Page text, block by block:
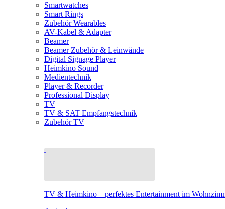
Smartwatches
Smart Rings
Zubehör Wearables
AV-Kabel & Adapter
Beamer
Beamer Zubehör & Leinwände
Digital Signage Player
Heimkino Sound
Medientechnik
Player & Recorder
Professional Display
TV
TV & SAT Empfangstechnik
Zubehör TV
TV & Heimkino – perfektes Entertainment im